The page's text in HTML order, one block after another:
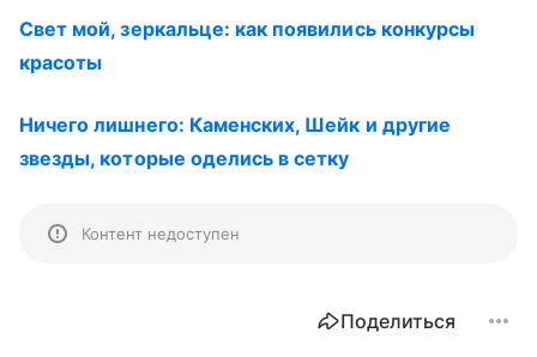
Свет мой, зеркальце: как появились конкурсы
красоты
Ничего лишнего: Каменских, Шейк и другие
звезды, которые оделись в сетку
Контент недоступен
Поделиться